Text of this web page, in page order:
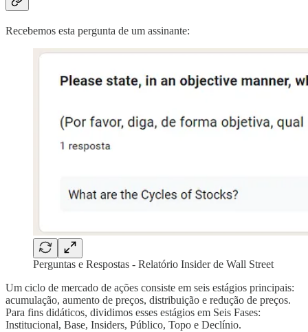
Recebemos esta pergunta de um assinante:
Perguntas e Respostas - Relatório Insider de Wall Street
Um ciclo de mercado de ações consiste em seis estágios principais:
acumulação, aumento de preços, distribuição e redução de preços.
Para fins didáticos, dividimos esses estágios em Seis Fases:
Institucional, Base, Insiders, Público, Topo e Declínio.